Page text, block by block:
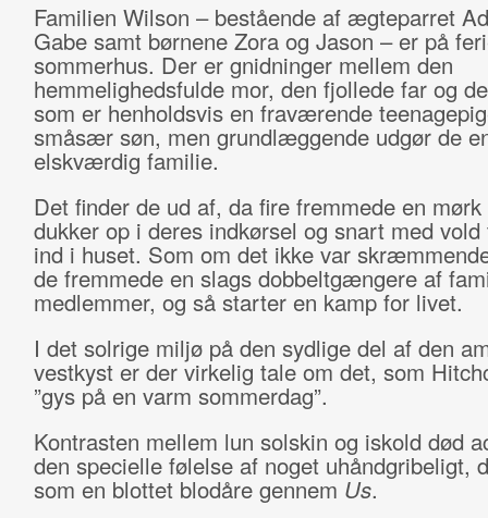
Familien Wilson – bestående af ægteparret
Gabe samt børnene Zora og Jason – er på
sommerhus. Der er gnidninger mellem den
hemmelighedsfulde mor, den fjollede far og
som er henholdsvis en fraværende
småsær søn, men grundlæggende udgør de
elskværdig familie.
Det finder de ud af, da fire fremmede en
dukker op i deres indkørsel og snart med
ind i huset. Som om det ikke var
de fremmede en slags dobbeltgængere af
medlemmer, og så starter en kamp for livet.
I det solrige miljø på den sydlige del af den
vestkyst er der virkelig tale om det, som
”gys på en varm sommerdag”.
Kontrasten mellem lun solskin og iskold død
den specielle følelse af noget uhåndgribeligt,
som en blottet blodåre gennem Us.